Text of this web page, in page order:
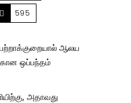
595
ஆலய
ஒப்பந்தம்
அதாவது